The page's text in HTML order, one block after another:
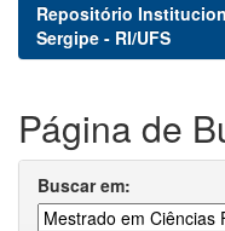
Repositório
Sergipe - RI/UFS
Página de
Buscar em: